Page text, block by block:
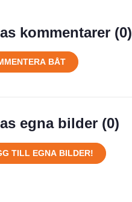
kommentarer (0)
BÅT
egna bilder (0)
TILL EGNA BILDER!